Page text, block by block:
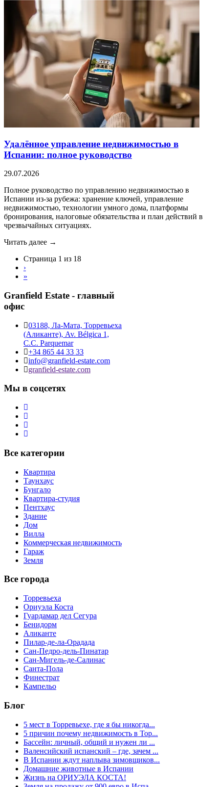
Удалённое управление недвижимостью в
Испании: полное руководство
29.07.2026
Полное руководство по управлению недвижимостью в
Испании из-за рубежа: хранение ключей, управление
недвижимостью, технологии умного дома, платформы
бронирования, налоговые обязательства и план действий в
чрезвычайных ситуациях.
Читать далее →
Страница 1 из 18
›
»
Granfield Estate - главный
офис
03188, Ла-Мата, Торревьеха
(Аликанте), Av. Bélgica 1,
C.C. Parquemar
+34 865 44 33 33
info@granfield-estate.com
granfield-estate.com
Мы в соцсетях
Все категории
Квартира
Таунхаус
Бунгало
Квартира-студия
Пентхаус
Здание
Дом
Вилла
Коммерческая недвижимость
Гараж
Земля
Все города
Торревьеха
Ориуэла Коста
Гуардамар дел Сегура
Бенидорм
Аликанте
Пилар-де-ла-Орадада
Сан-Педро-дель-Пинатар
Сан-Мигель-де-Салинас
Санта-Пола
Финестрат
Кампельо
Блог
5 мест в Торревьехе, где я бы никогда...
5 причин почему недвижимость в Тор...
Бассейн: личный, общий и нужен ли ...
Валенсийский испанский – где, зачем ...
В Испании ждут наплыва зимовщиков...
Домашние животные в Испании
Жизнь на ОРИУЭЛА КОСТА!